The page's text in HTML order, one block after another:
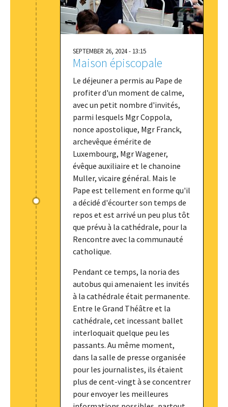
SEPTEMBER 26, 2024 - 13:15
Maison épiscopale
Le déjeuner a permis au Pape de
profiter d'un moment de calme,
avec un petit nombre d'invités,
parmi lesquels Mgr Coppola,
nonce apostolique, Mgr Franck,
archevêque émérite de
Luxembourg, Mgr Wagener,
évêque auxiliaire et le chanoine
Muller, vicaire général. Mais le
Pape est tellement en forme qu'il
a décidé d'écourter son temps de
repos et est arrivé un peu plus tôt
que prévu à la cathédrale, pour la
Rencontre avec la communauté
catholique.
Pendant ce temps, la noria des
autobus qui amenaient les invités
à la cathédrale était permanente.
Entre le Grand Théâtre et la
cathédrale, cet incessant ballet
interloquait quelque peu les
passants. Au même moment,
dans la salle de presse organisée
pour les journalistes, ils étaient
plus de cent-vingt à se concentrer
pour envoyer les meilleures